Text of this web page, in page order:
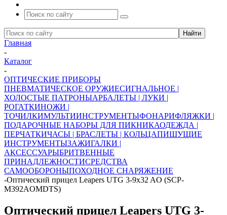
Главная
-
Каталог
-
ОПТИЧЕСКИЕ ПРИБОРЫ
ПНЕВМАТИЧЕСКОЕ ОРУЖИЕСИГНАЛЬНОЕ |
ХОЛОСТЫЕ ПАТРОНЫАРБАЛЕТЫ | ЛУКИ |
РОГАТКИНОЖИ |
ТОЧИЛКИМУЛЬТИИНСТРУМЕНТЫФОНАРИФЛЯЖКИ |
ПОДАРОЧНЫЕ НАБОРЫ ДЛЯ ПИКНИКАОДЕЖДА |
ПЕРЧАТКИЧАСЫ | БРАСЛЕТЫ | КОЛЬЦАПИШУЩИЕ
ИНСТРУМЕНТЫЗАЖИГАЛКИ |
АКСЕССУАРЫБРИТВЕННЫЕ
ПРИНАДЛЕЖНОСТИСРЕДСТВА
САМООБОРОНЫПОХОДНОЕ СНАРЯЖЕНИЕ
-Оптический прицел Leapers UTG 3-9x32 AO (SCP-
M392AOMDTS)
Оптический прицел Leapers UTG 3-